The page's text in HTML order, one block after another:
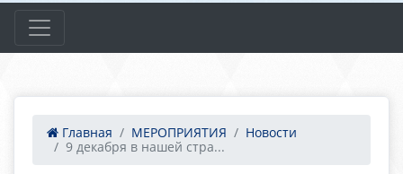
Главная МЕРОПРИЯТИЯ
Новости
9 декабря в нашей стра...